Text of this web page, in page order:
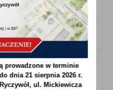
POBIERZ
prowadzone w terminie
dnia 21 sierpnia 2026 r.
Ryczywół, ul. Mickiewicza